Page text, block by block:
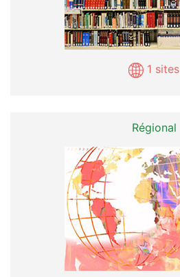
1 sites
Régional